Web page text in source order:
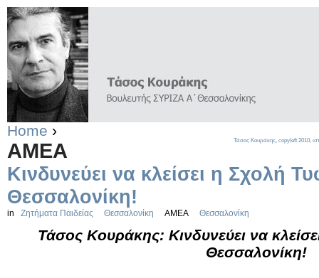
Home ›
ΑΜΕΑ
Κινδυνεύει να κλείσει η Σχολή
Θεσσαλονίκη!
in Ζητήματα Παιδείας Θεσσαλονίκη ΑΜΕΑ Θεσσαλονίκη
Τάσος Κουράκης: Κινδυνεύει να
Θεσσαλονίκη!
Τάσος Κουράκης, copyleft 2010,